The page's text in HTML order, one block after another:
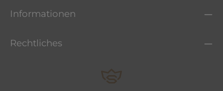
Informationen
Rechtliches